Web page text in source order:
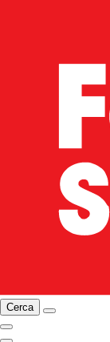
Cerca